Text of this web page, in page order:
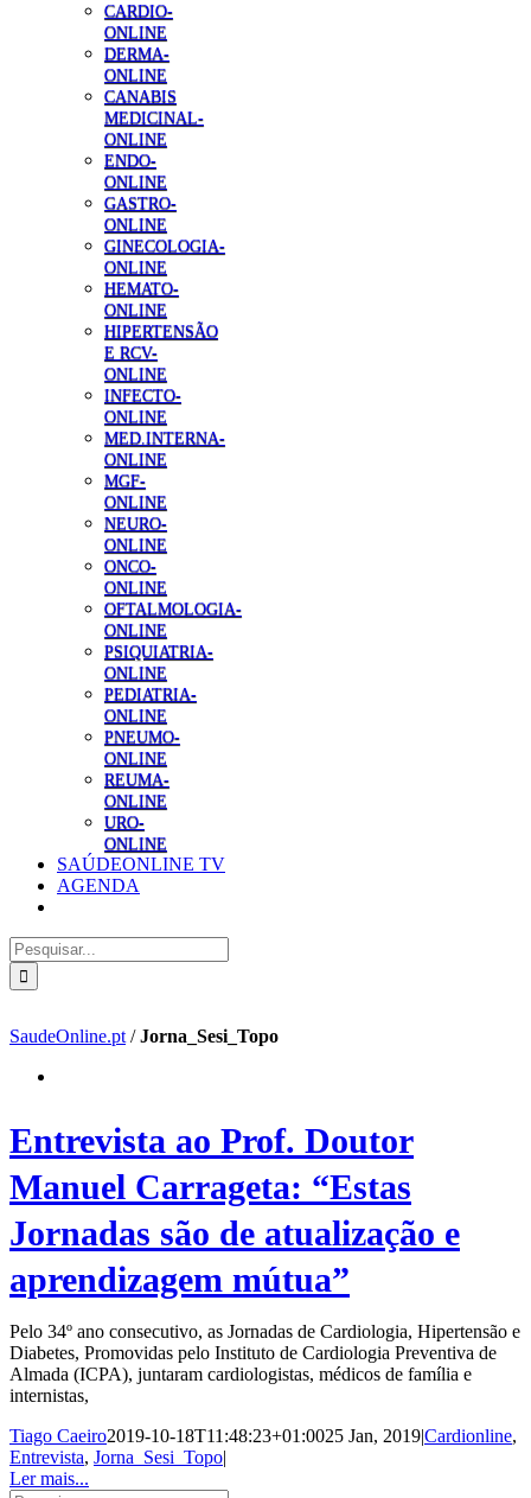
CARDIO-
ONLINE
DERMA-
ONLINE
CANABIS
MEDICINAL-
ONLINE
ENDO-
ONLINE
GASTRO-
ONLINE
GINECOLOGIA-
ONLINE
HEMATO-
ONLINE
HIPERTENSÃO
E RCV-
ONLINE
INFECTO-
ONLINE
MED.INTERNA-
ONLINE
MGF-
ONLINE
NEURO-
ONLINE
ONCO-
ONLINE
OFTALMOLOGIA-
ONLINE
PSIQUIATRIA-
ONLINE
PEDIATRIA-
ONLINE
PNEUMO-
ONLINE
REUMA-
ONLINE
URO-
ONLINE
SAÚDEONLINE TV
AGENDA
Pesquisar
SaudeOnline.pt /Jorna_Sesi_Topo
Entrevista ao Prof. Doutor
Manuel Carrageta: “Estas
Jornadas são de atualização e
aprendizagem mútua”
Pelo 34º ano consecutivo, as Jornadas de Cardiologia, Hipertensão e
Diabetes, Promovidas pelo Instituto de Cardiologia Preventiva de
Almada (ICPA), juntaram cardiologistas, médicos de família e
internistas,
Tiago Caeiro2019-10-18T11:48:23+01:0025 Jan, 2019|Cardionline,
Entrevista, Jorna_Sesi_Topo|
Ler mais...